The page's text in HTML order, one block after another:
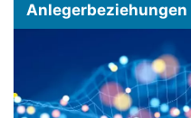
Anlegerbeziehungen